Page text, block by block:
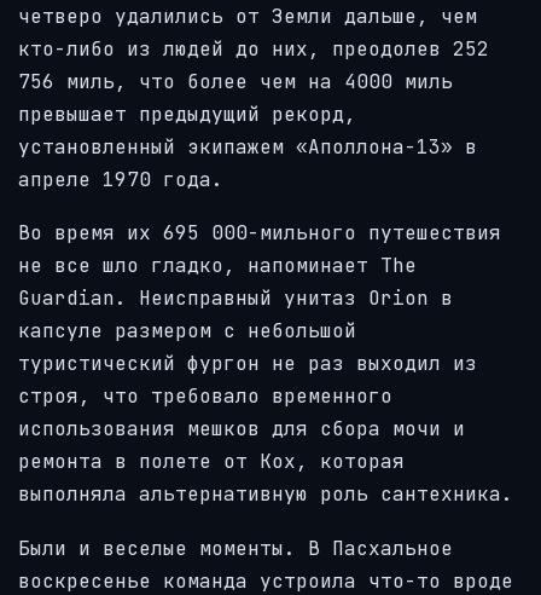
четверо удалились от Земли дальше, чем
кто-либо из людей до них, преодолев 252
756 миль, что более чем на 4000 миль
превышает предыдущий рекорд,
установленный экипажем «Аполлона-13» в
апреле 1970 года.
Во время их 695 000-мильного путешествия
не все шло гладко, напоминает The
Guardian. Неисправный унитаз Orion в
капсуле размером с небольшой
туристический фургон не раз выходил из
строя, что требовало временного
использования мешков для сбора мочи и
ремонта в полете от Кох, которая
выполняла альтернативную роль сантехника.
Были и веселые моменты. В Пасхальное
воскресенье команда устроила что-то вроде